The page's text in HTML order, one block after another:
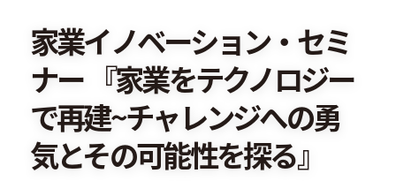
家業イノベーション・セミ
ナー 『家業をテクノロジー
で再建~チャレンジへの勇
気とその可能性を探る』